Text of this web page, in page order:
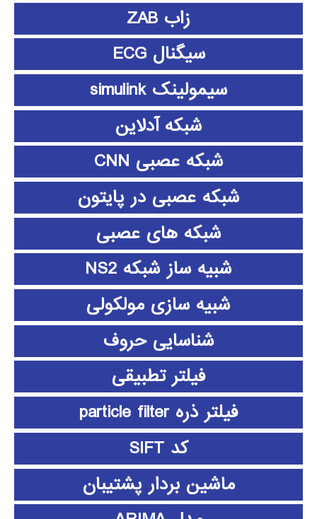
زاب ZAB
سیگنال ECG
سیمولینک simulink
شبکه آدلاین
شبکه عصبی CNN
شبکه عصبی در پایتون
شبکه های عصبی
شبیه ساز شبکه NS2
شبیه سازی مولکولی
شناسایی حروف
فیلتر تطبیقی
فیلتر ذره particle filter
کد SIFT
ماشین بردار پشتیبان